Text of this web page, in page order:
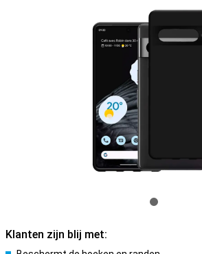
Klanten zijn blij met: